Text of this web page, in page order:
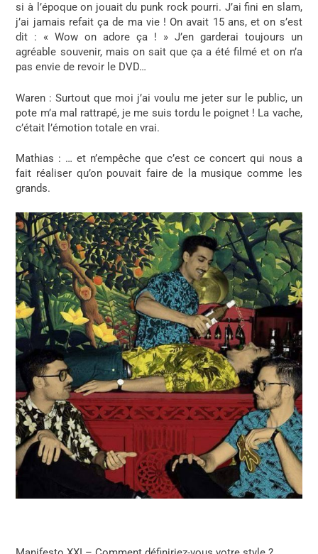
si à l’époque on jouait du punk rock pourri. J’ai fini en slam,
j’ai jamais refait ça de ma vie ! On avait 15 ans, et on s’est
dit : « Wow on adore ça ! » J’en garderai toujours un
agréable souvenir, mais on sait que ça a été filmé et on n’a
pas envie de revoir le DVD…
Waren : Surtout que moi j’ai voulu me jeter sur le public, un
pote m’a mal rattrapé, je me suis tordu le poignet ! La vache,
c’était l’émotion totale en vrai.
Mathias : … et n’empêche que c’est ce concert qui nous a
fait réaliser qu’on pouvait faire de la musique comme les
grands.